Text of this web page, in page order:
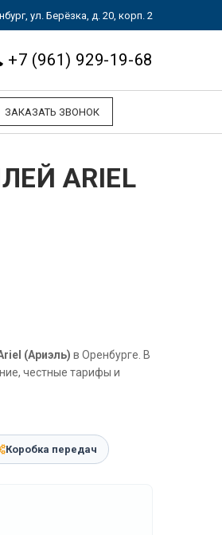
ул. Берёзка, д. 20, корп. 2
+7 (961) 929-19-68
ЗАКАЗАТЬ ЗВОНОК
ARIEL
(Ариэль) в Оренбурге. В
честные тарифы и
Коробка передач